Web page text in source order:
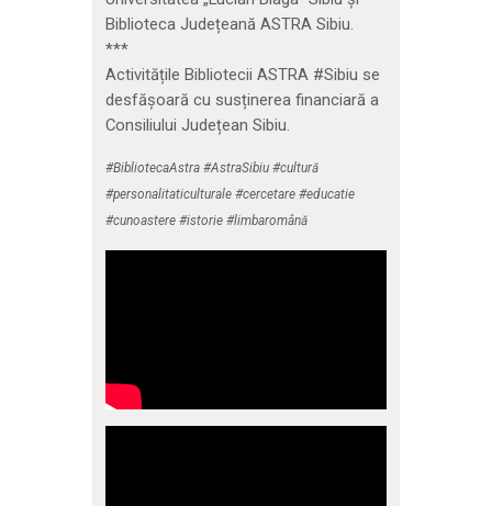
Biblioteca Județeană ASTRA Sibiu.
***
Activitățile Bibliotecii ASTRA #Sibiu se
desfășoară cu susținerea financiară a
Consiliului Județean Sibiu.
#BibliotecaAstra #AstraSibiu #cultură
#personalitaticulturale #cercetare #educatie
#cunoastere #istorie #limbaromână